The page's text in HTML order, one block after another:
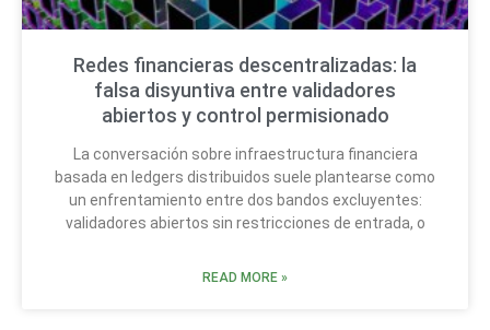
Redes financieras descentralizadas: la
falsa disyuntiva entre validadores
abiertos y control permisionado
La conversación sobre infraestructura financiera
basada en ledgers distribuidos suele plantearse como
un enfrentamiento entre dos bandos excluyentes:
validadores abiertos sin restricciones de entrada, o
READ MORE »